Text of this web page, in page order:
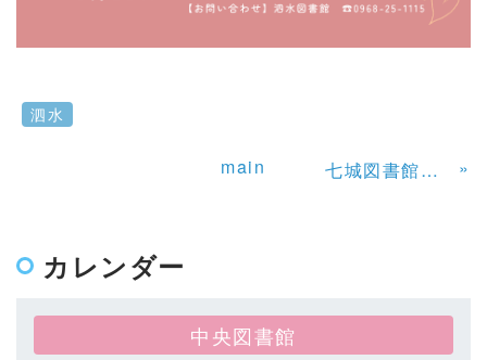
泗水
main 七城図書館 おはなし会スタンプラリー »
カレンダー
中央図書館